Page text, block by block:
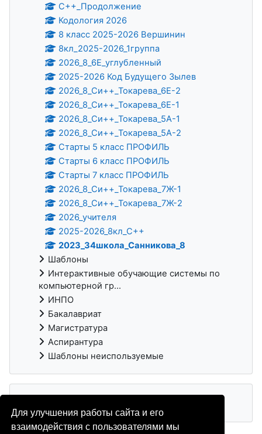
Для улучшения работы сайта и его
взаимодействия с пользователями мы
C++_Продолжение
Кодология 2026
8 класс 2025-2026 Вершинин
8кл_2025-2026_1группа
2026_8_6Е_углубленный
2025-2026 Код Будущего Зылев
2026_8_Си++_Токарева_6Е-2
2026_8_Си++_Токарева_6Е-1
2026_8_Си++_Токарева_5А-1
2026_8_Си++_Токарева_5А-2
Старты 5 класс ПРОФИЛЬ
Старты 6 класс ПРОФИЛЬ
Старты 7 класс ПРОФИЛЬ
2026_8_Си++_Токарева_7Ж-1
2026_8_Си++_Токарева_7Ж-2
2026_учителя
2025-2026_8кл_С++
2023_34школа_Санникова_8
Шаблоны
Интерактивные обучающие системы по
компьютерной гр...
ИНПО
Бакалавриат
Магистратура
Аспирантура
Шаблоны неиспользуемые